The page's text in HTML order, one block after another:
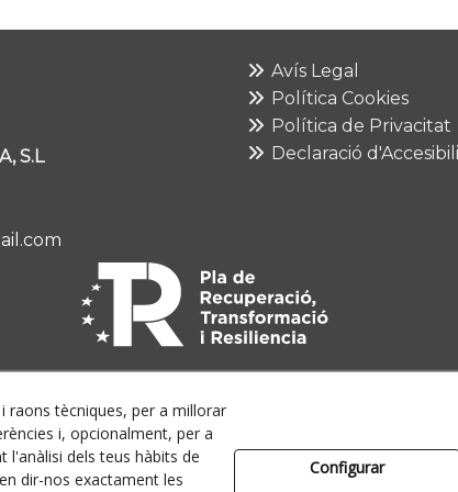
S.L
Avís Legal
Política Cookies
Política de Privacitat
Declaració
raons tècniques, per a millorar
i, opcionalment, per a
l'anàlisi dels teus hàbits de
dir-nos exactament les
Configurar